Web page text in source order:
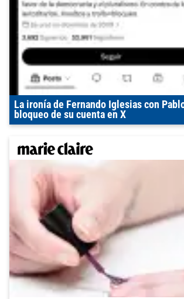
La ironía de Fernando Iglesias con
bloqueo de su cuenta en X